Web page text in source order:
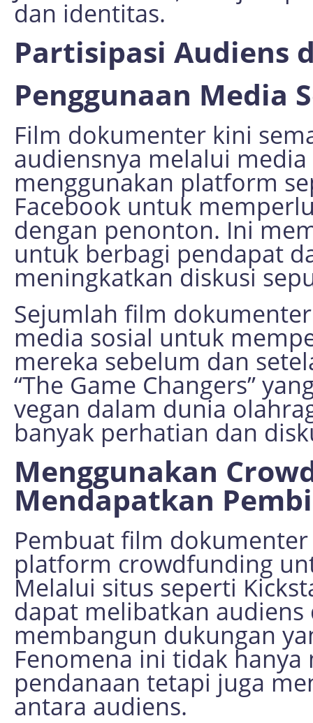
dan identitas.
Partisipasi Audiens
Penggunaan Media
Film dokumenter kini
audiensnya melalui
menggunakan platform
Facebook untuk
dengan penonton. Ini
untuk berbagi pendapat
meningkatkan diskusi
Sejumlah film
media sosial untuk
mereka sebelum dan
“The Game Changers”
vegan dalam dunia
banyak perhatian dan
Menggunakan
Mendapatkan
Pembuat film
platform crowdfunding
Melalui situs seperti
dapat melibatkan
membangun dukungan
Fenomena ini tidak
pendanaan tetapi juga
antara audiens.